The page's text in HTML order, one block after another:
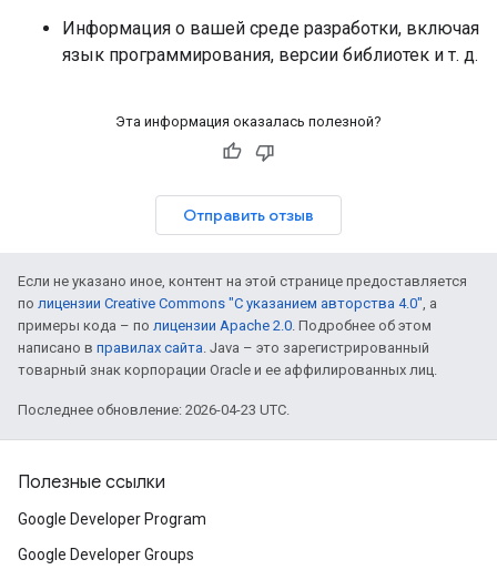
Информация о вашей среде разработки, включая
язык программирования, версии библиотек и т. д.
Эта информация оказалась полезной?
Отправить отзыв
Если не указано иное, контент на этой странице предоставляется
по лицензии Creative Commons "С указанием авторства 4.0", а
примеры кода – по лицензии Apache 2.0. Подробнее об этом
написано в правилах сайта. Java – это зарегистрированный
товарный знак корпорации Oracle и ее аффилированных лиц.
Последнее обновление: 2026-04-23 UTC.
Полезные ссылки
Google Developer Program
Google Developer Groups